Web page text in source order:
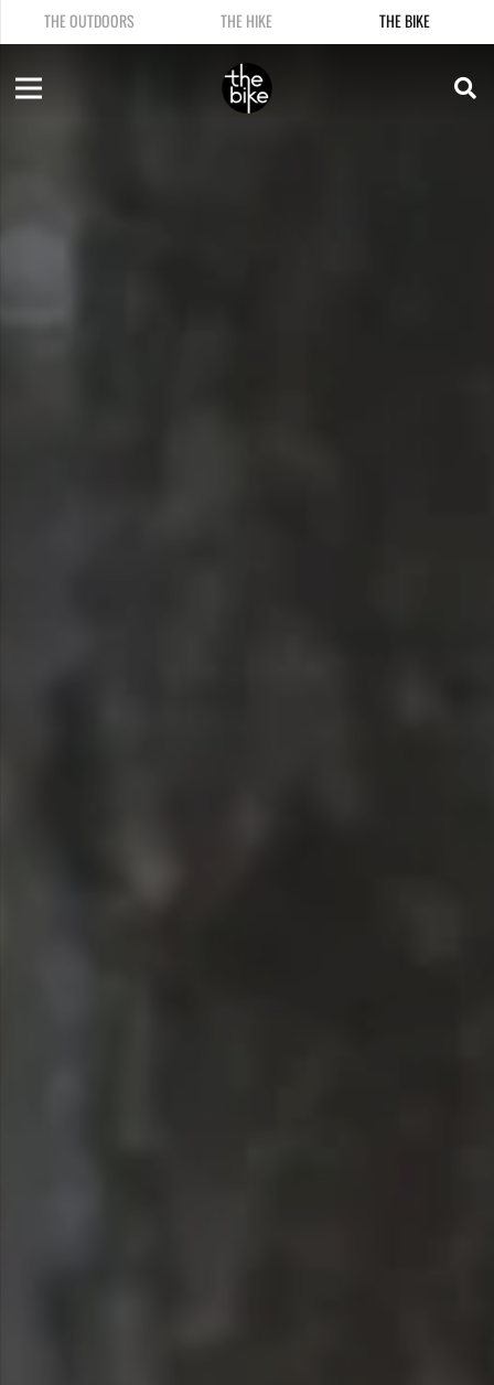
THE OUTDOORS THE HIKE THE BIKE